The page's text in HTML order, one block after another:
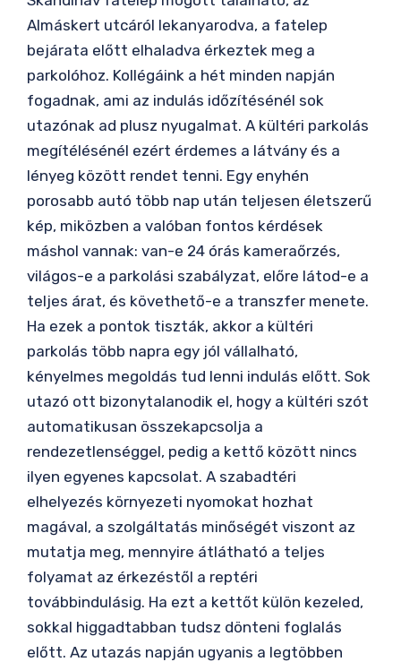
Almáskert utcáról lekanyarodva, a fatelep
bejárata előtt elhaladva érkeztek meg a
parkolóhoz. Kollégáink a hét minden napján
fogadnak, ami az indulás időzítésénél sok
utazónak ad plusz nyugalmat. A kültéri parkolás
megítélésénél ezért érdemes a látvány és a
lényeg között rendet tenni. Egy enyhén
porosabb autó több nap után teljesen életszerű
kép, miközben a valóban fontos kérdések
máshol vannak: van-e 24 órás kameraőrzés,
világos-e a parkolási szabályzat, előre látod-e a
teljes árat, és követhető-e a transzfer menete.
Ha ezek a pontok tiszták, akkor a kültéri
parkolás több napra egy jól vállalható,
kényelmes megoldás tud lenni indulás előtt. Sok
utazó ott bizonytalanodik el, hogy a kültéri szót
automatikusan összekapcsolja a
rendezetlenséggel, pedig a kettő között nincs
ilyen egyenes kapcsolat. A szabadtéri
elhelyezés környezeti nyomokat hozhat
magával, a szolgáltatás minőségét viszont az
mutatja meg, mennyire átlátható a teljes
folyamat az érkezéstől a reptéri
továbbindulásig. Ha ezt a kettőt külön kezeled,
sokkal higgadtabban tudsz dönteni foglalás
előtt. Az utazás napján ugyanis a legtöbben